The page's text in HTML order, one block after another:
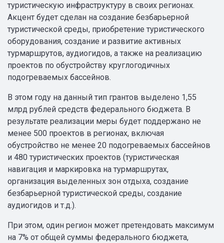
туристическую инфраструктуру в своих регионах.
Акцент будет сделан на создание безбарьерной
туристической среды, приобретение туристического
оборудования, создание и развитие активных
турмаршрутов, аудиогидов, а также на реализацию
проектов по обустройству круглогодичных
подогреваемых бассейнов.
В этом году на данный тип грантов выделено 1,55
млрд рублей средств федерального бюджета. В
результате реализации меры будет поддержано не
менее 500 проектов в регионах, включая
обустройство не менее 20 подогреваемых бассейнов
и 480 туристических проектов (туристическая
навигация и маркировка на турмаршрутах,
организация выделенных зон отдыха, создание
безбарьерной туристической среды, создание
аудиогидов и т.д.).
При этом, один регион может претендовать максимум
на 7% от общей суммы федерального бюджета,